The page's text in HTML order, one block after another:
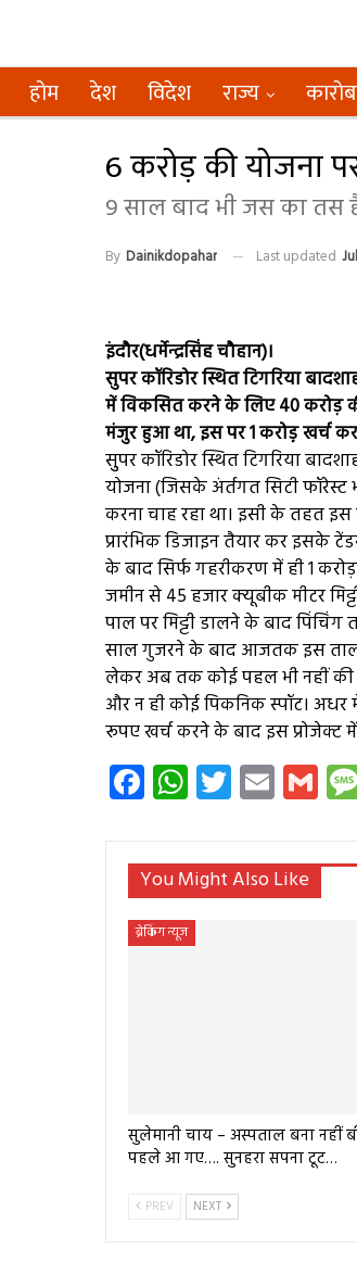
होम देश विदेश राज्य
6 करोड़ की योजना
9 साल बाद भी जस का तस
By Dainikdopahar Last updated
इंदौर(धर्मेन्द्रसिंह चौहान)।
सुपर कॉरिडोर स्थित टिगरिया
में विकसित करने के लिए 40 करोड़
मंजुर हुआ था, इस पर 1 करोड़़ खर्च
सुुपर कॉरिडोर स्थित टिगरिया
योजना (जिसके अंर्तगत सिटी
करना चाह रहा था। इसी के तहत
प्रारंभिक डिजाइन तैयार कर इसके
के बाद सिर्फ गहरीकरण में ही 1
जमीन से 45 हजार क्यूबीक मीटर
पाल पर मिट्टी डालने के बाद
साल गुजरने के बाद आजतक इस
लेकर अब तक कोई पहल भी नहीं की
और न ही कोई पिकनिक स्पॉट। अधर
रूपए खर्च करने के बाद इस प्रोजेक्ट
Facebook
WhatsApp
Twitter
Email
You Might Also Like
ब्रेकिंग न्यूज
सुलेमानी चाय – अस्पताल बना नहीं
पहले आ गए…. सुनहरा सपना टूट…
PREV NEXT